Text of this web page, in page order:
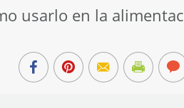
usarlo en la